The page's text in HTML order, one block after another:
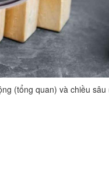
(tổng quan) và chiều